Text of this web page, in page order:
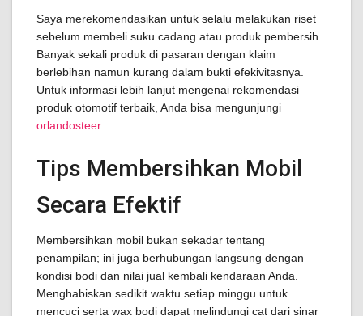
Saya merekomendasikan untuk selalu melakukan riset
sebelum membeli suku cadang atau produk pembersih.
Banyak sekali produk di pasaran dengan klaim
berlebihan namun kurang dalam bukti efekivitasnya.
Untuk informasi lebih lanjut mengenai rekomendasi
produk otomotif terbaik, Anda bisa mengunjungi
orlandosteer.
Tips Membersihkan Mobil
Secara Efektif
Membersihkan mobil bukan sekadar tentang
penampilan; ini juga berhubungan langsung dengan
kondisi bodi dan nilai jual kembali kendaraan Anda.
Menghabiskan sedikit waktu setiap minggu untuk
mencuci serta wax bodi dapat melindungi cat dari sinar